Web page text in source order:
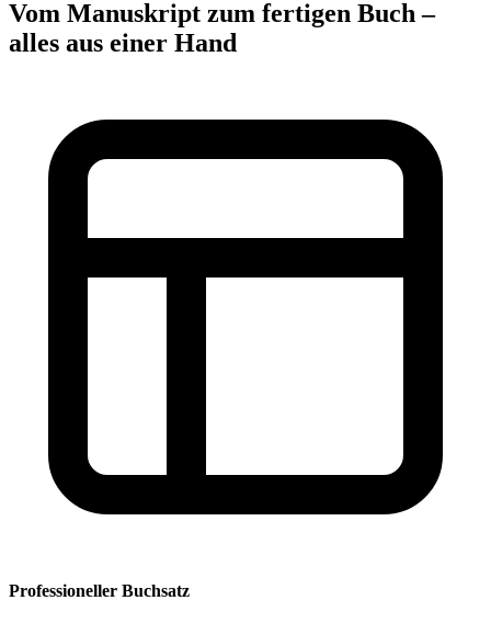
Vom Manuskript zum fertigen Buch –
alles aus einer Hand
Professioneller Buchsatz